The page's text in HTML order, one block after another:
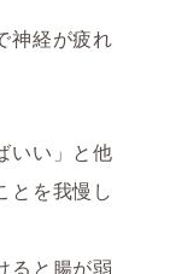
神経が疲れ
いい」と他
とを我慢し
ると腸が弱